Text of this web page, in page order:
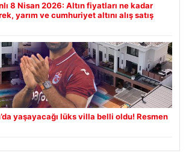
8 Nisan 2026: Altın fiyatları ne kadar
yarım ve cumhuriyet altını alış satış
yaşayacağı lüks villa belli oldu! Resmen